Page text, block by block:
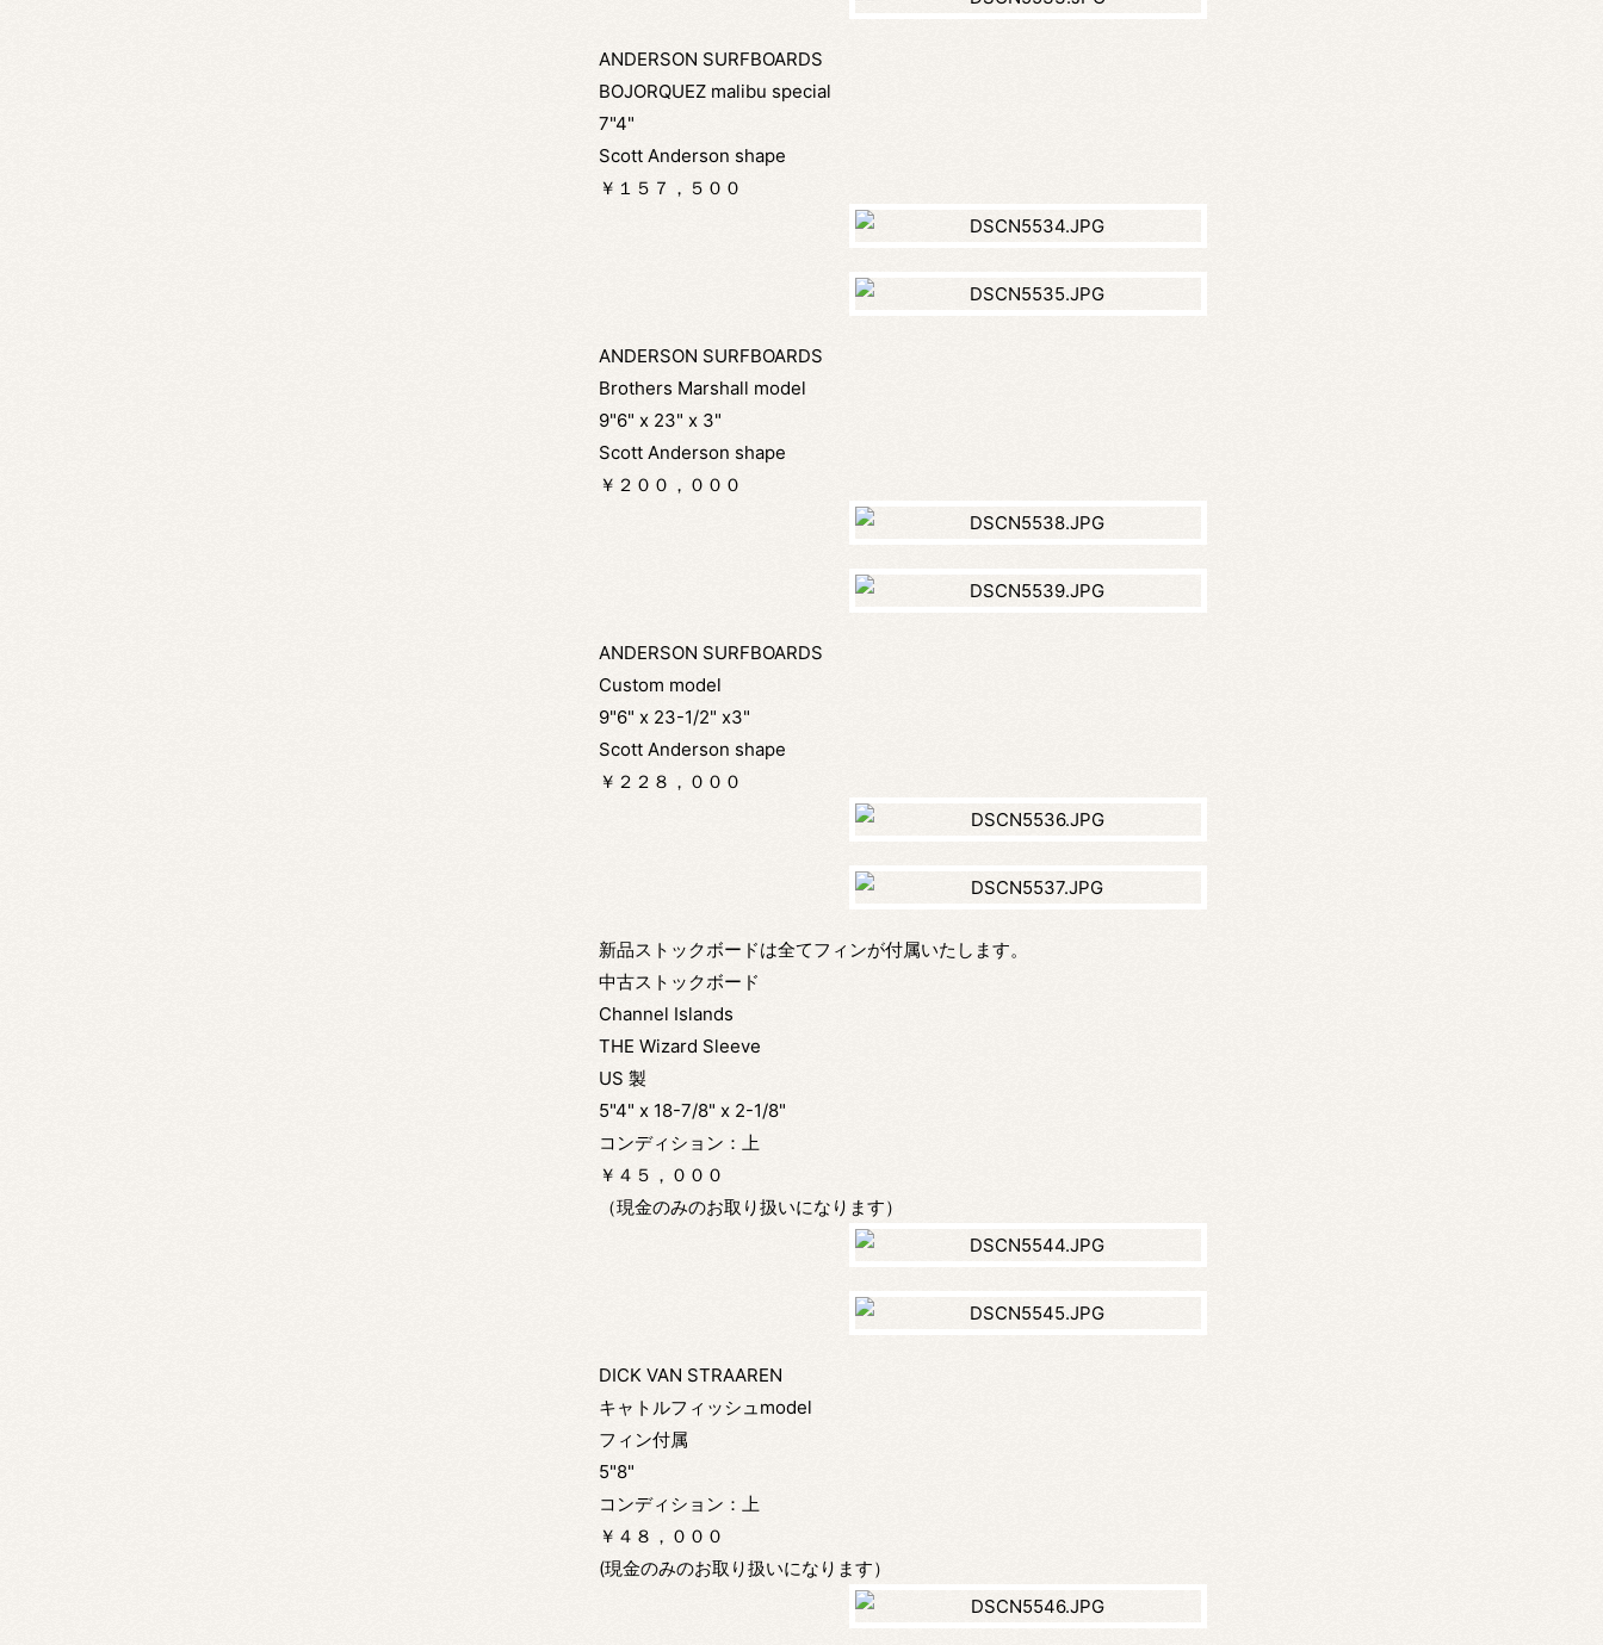
ANDERSON SURFBOARDS
BOJORQUEZ malibu special
7"4"
Scott Anderson shape
￥１５７，５００
ANDERSON SURFBOARDS
Brothers Marshall model
9"6" x 23" x 3"
Scott Anderson shape
￥２００，０００
ANDERSON SURFBOARDS
Custom model
9"6" x 23-1/2" x3"
Scott Anderson shape
￥２２８，０００
新品ストックボードは全てフィンが付属いたします。
中古ストックボード
Channel Islands
THE Wizard Sleeve
US 製
5"4" x 18-7/8" x 2-1/8"
コンディション：上
￥４５，０００
（現金のみのお取り扱いになります）
DICK VAN STRAAREN
キャトルフィッシュmodel
フィン付属
5"8"
コンディション：上
￥４８，０００
(現金のみのお取り扱いになります）